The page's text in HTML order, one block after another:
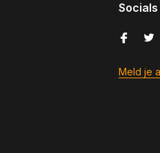
Socials
Meld je